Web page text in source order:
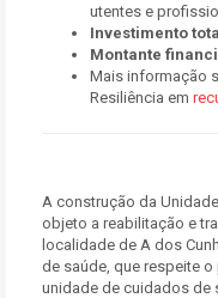
utentes e
Investimento
Montante
Mais informação
Resiliência em
A construção da
objeto a reabilitação e
localidade de A dos
de saúde, que respeite
unidade de cuidados de